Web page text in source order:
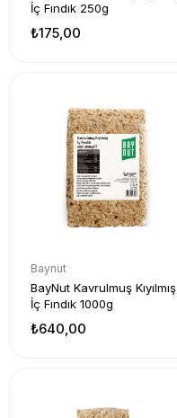
İç Fındık 250g
₺175,00
Baynut
BayNut Kavrulmuş Kıyılmış
İç Fındık 1000g
₺640,00